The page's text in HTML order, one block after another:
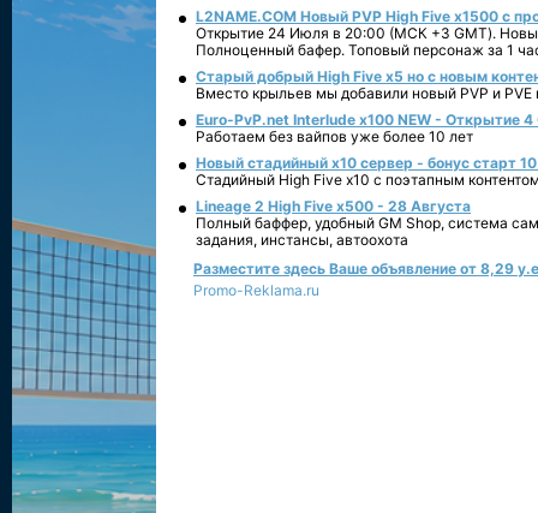
L2NAME.COM Новый PVP High Five x1500 с
Открытие 24 Июля в 20:00 (МСК +3 GMT).
Полноценный бафер. Топовый персонаж за 1
Старый добрый High Five x5 но с новым
Вместо крыльев мы добавили новый PVP и PVE
Euro-PvP.net Interlude х100 NEW - Открытие 4
Работаем без вайпов уже более 10 лет
Новый стадийный х10 сервер - бонус старт
Стадийный High Five x10 с поэтапным
Lineage 2 High Five x500 - 28 Августа
Полный баффер, удобный GM Shop, система
задания, инстансы, автоохота
Разместите здесь Ваше объявление от 8,29
Promo-Reklama.ru